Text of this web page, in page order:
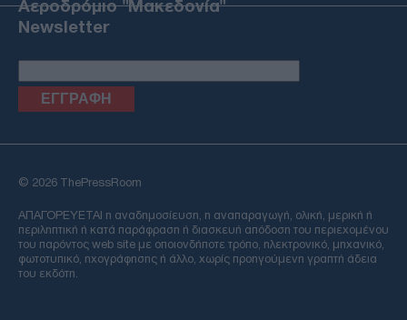
Αεροδρόμιο "Μακεδονία"
Newsletter
Email
© 2026 ThePressRoom
ΑΠΑΓΟΡΕΥΕΤΑΙ η αναδημοσίευση, η αναπαραγωγή, ολική, μερική ή
περιληπτική ή κατά παράφραση ή διασκευή απόδοση του περιεχομένου
του παρόντος web site με οποιονδήποτε τρόπο, ηλεκτρονικό, μηχανικό,
φωτοτυπικό, ηχογράφησης ή άλλο, χωρίς προηγούμενη γραπτή άδεια
του εκδότη.